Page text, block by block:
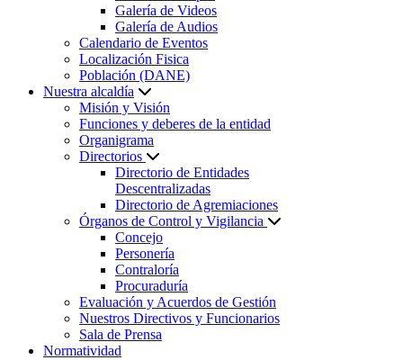
Galería de Videos
Galería de Audios
Calendario de Eventos
Localización Fisica
Población (DANE)
Nuestra alcaldía
Misión y Visión
Funciones y deberes de la entidad
Organigrama
Directorios
Directorio de Entidades
Descentralizadas
Directorio de Agremiaciones
Órganos de Control y Vigilancia
Concejo
Personería
Contraloría
Procuraduría
Evaluación y Acuerdos de Gestión
Nuestros Directivos y Funcionarios
Sala de Prensa
Normatividad